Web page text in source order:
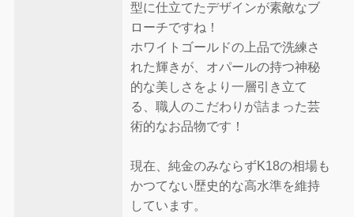
型に仕立てたデザインが素敵なブ
ローチですね！
ホワイトゴールドの上品で洗練さ
れた輝きが、オパールの持つ神秘
的な美しさをより一層引き立て
る、職人のこだわりが詰まった芸
術的なお品物です！
現在、純金のみならずK18の相場も
かつてない歴史的な高水準を維持
しています。